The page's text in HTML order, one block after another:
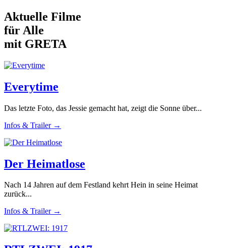
Aktuelle Filme
für Alle
mit GRETA
Everytime
Das letzte Foto, das Jessie gemacht hat, zeigt die Sonne über...
Infos & Trailer →
Der Heimatlose
Nach 14 Jahren auf dem Festland kehrt Hein in seine Heimat
zurück...
Infos & Trailer →